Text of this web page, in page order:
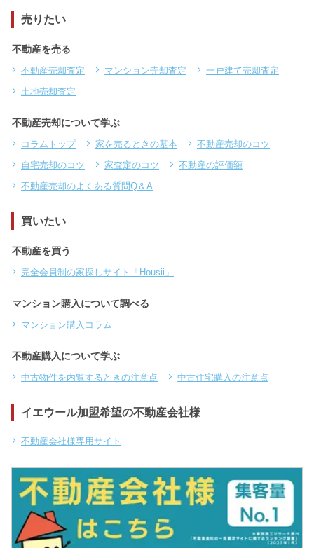
売りたい
不動産を売る
不動産売却査定 マンション売却査定
一戸建て売却査定
土地売却査定
不動産売却について学ぶ
コラムトップ 家を売るときの基本
不動産売却のコツ
自宅売却のコツ
家査定のコツ
不動産の評価額
不動産売却のよくある質問Q＆A
買いたい
不動産を買う
完全会員制の家探しサイト「Housii」
マンション購入について調べる
マンション購入コラム
不動産購入について学ぶ
中古物件を内覧するときの注意点 中古住宅購入の注意点
イエウール加盟希望の不動産会社様
不動産会社様専用サイト